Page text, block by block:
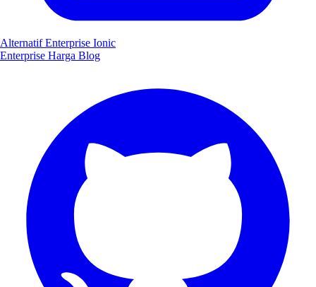
Alternatif Enterprise Ionic
Enterprise Harga Blog